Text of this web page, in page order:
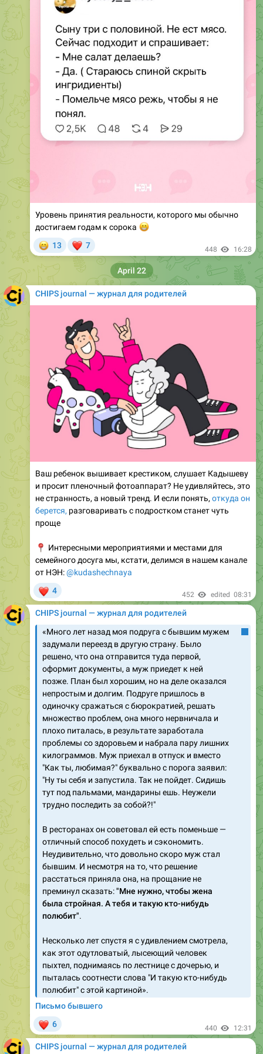
Уровень принятия реальности, которого мы обычно
достигаем годам к сорока
😁
13 7
CHIPS journal — журнал для родителей
Ваш ребенок вышивает крестиком, слушает Кадышеву
и просит пленочный фотоаппарат? Не удивляйтесь, это
не странность, а новый тренд. И если понять,откуда он
берется,разговаривать с подростком станет чуть
проще
Интересными мероприятиями и местами для
от НЭН:@kudashechnaya
4
CHIPS journal — журнал для родителей
«Много лет назад моя подруга с бывшим мужем
задумали переезд в другую страну. Было
решено, что она отправится туда первой,
оформит документы, а муж приедет к ней
позже. План был хорошим, но на деле оказался
непростым и долгим. Подруге пришлось в
одиночку сражаться с бюрократией, решать
множество проблем, она много нервничала и
плохо питалась, в результате заработала
проблемы со здоровьем и набрала пару лишних
килограммов. Муж приехал в отпуск и вместо
"Как ты, любимая?" буквально с порога заявил:
"Ну ты себя и запустила. Так не пойдет. Сидишь
тут под пальмами, мандарины ешь. Неужели
трудно последить за собой?!"
В ресторанах он советовал ей есть поменьше —
Неудивительно, что довольно скоро муж стал
бывшим. И несмотря на то, что решение
расстаться приняла она, на прощание не
преминул сказать:"Мне нужно, чтобы жена
была стройная. А тебя и такую кто-нибудь
полюбит"
Несколько лет спустя я с удивлением смотрела,
пыхтел, поднимаясь по лестнице с дочерью, и
пыталась соотнести слова "И такую кто-нибудь
полюбит" с этой картиной».
Письмо бывшего
6
CHIPS journal — журнал для родителей
Forwarded fromМемошная родителя